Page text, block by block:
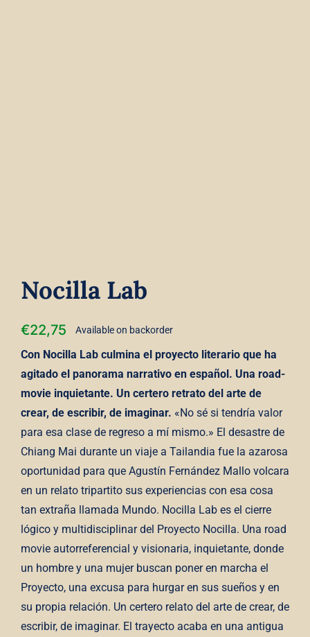
Nocilla Lab
€22,75 Available on backorder
Con Nocilla Lab culmina el proyecto literario que ha
agitado el panorama narrativo en español. Una road-
movie inquietante. Un certero retrato del arte de
crear, de escribir, de imaginar. «No sé si tendría valor
para esa clase de regreso a mí mismo.» El desastre de
Chiang Mai durante un viaje a Tailandia fue la azarosa
oportunidad para que Agustín Fernández Mallo volcara
en un relato tripartito sus experiencias con esa cosa
tan extraña llamada Mundo. Nocilla Lab es el cierre
lógico y multidisciplinar del Proyecto Nocilla. Una road
movie autorreferencial y visionaria, inquietante, donde
un hombre y una mujer buscan poner en marcha el
Proyecto, una excusa para hurgar en sus sueños y en
su propia relación. Un certero relato del arte de crear, de
escribir, de imaginar. El trayecto acaba en una antigua